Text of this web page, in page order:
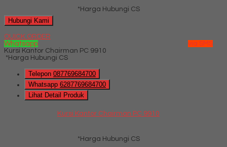
*Harga Hubungi CS
Hubungi Kami
QUICK ORDER
Whatsapp
via SMS
Kursi Kantor Chairman PC 9910
*Harga Hubungi CS
Telepon 087769684700
Whatsapp 6287769684700
Lihat Detail Produk
Kursi Kantor Chairman PC 9910
*Harga Hubungi CS